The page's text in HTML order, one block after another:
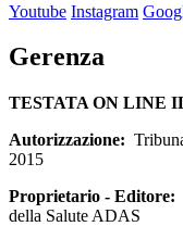
Youtube Instagram
Gerenza
TESTATA ON LINE
Autorizzazione:
2015
Proprietario - Editore:
della Salute ADAS